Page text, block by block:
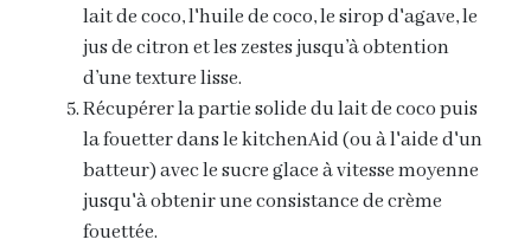
lait de coco, l'huile de coco, le sirop d'agave, le
jus de citron et les zestes jusqu’à obtention
d’une texture lisse.
Récupérer la partie solide du lait de coco puis
la fouetter dans le kitchenAid (ou à l'aide d'un
batteur) avec le sucre glace à vitesse moyenne
jusqu'à obtenir une consistance de crème
fouettée.